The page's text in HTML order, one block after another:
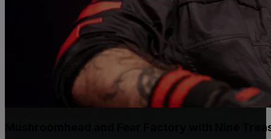
Mushroomhead and Fear Factory with Nine